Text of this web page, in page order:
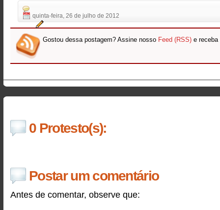
quinta-feira, 26 de julho de 2012
Gostou dessa postagem? Assine nosso Feed (RSS) e
0 Protesto(s):
Postar um comentário
Antes de comentar, observe que: